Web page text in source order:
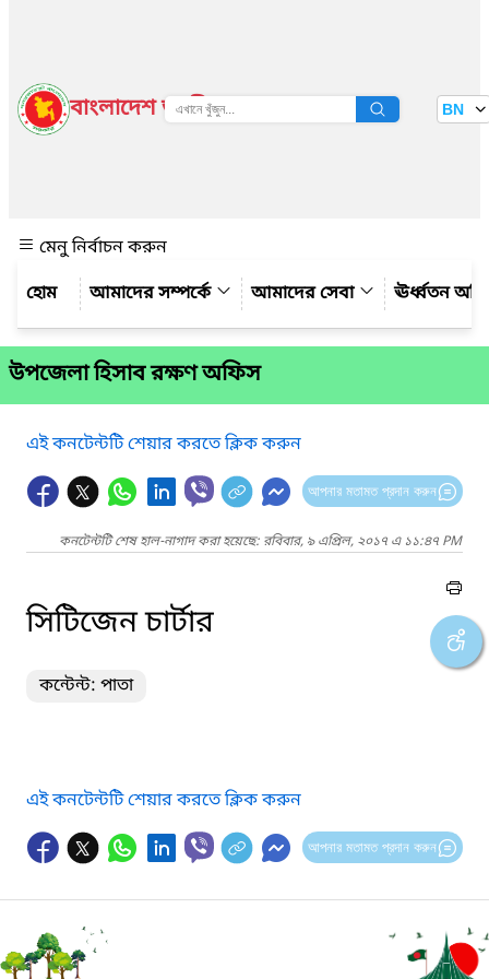
বাংলাদেশ জাতীয় তথ্য বাতায়ন BN
মেনু নির্বাচন করুন
আমাদের সম্পর্কে
আমাদের সেবা ঊর্ধ্বতন
উপজেলা হিসাব রক্ষণ অফিস
এই কনটেন্টটি শেয়ার করতে ক্লিক করুন
আপনার মতামত প্রদান করুন
কনটেন্টটি শেষ হাল-নাগাদ করা হয়েছে: রবিবার, ৯ এপ্রিল, ২০১৭ এ ১১:৪৭ PM
সিটিজেন চার্টার
কন্টেন্ট: পাতা
এই কনটেন্টটি শেয়ার করতে ক্লিক করুন
আপনার মতামত প্রদান করুন